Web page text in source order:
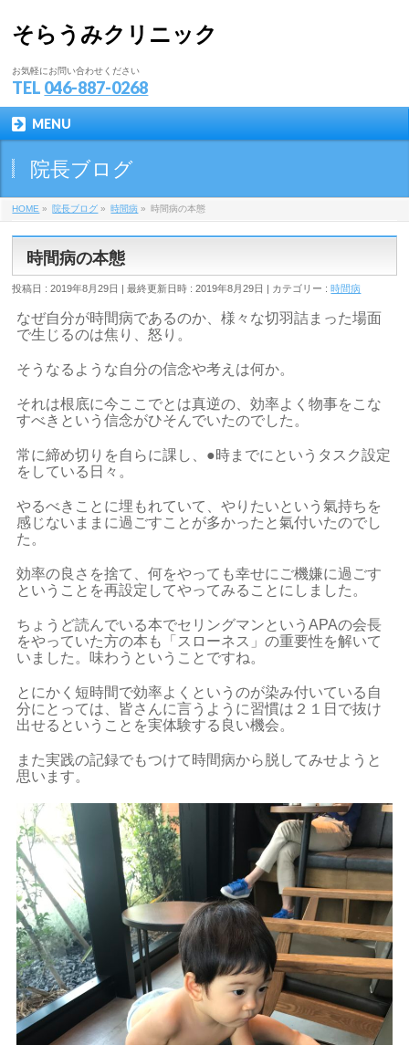
そらうみクリニック
お気軽にお問い合わせください
TEL 046-887-0268
MENU
院長ブログ
HOME » 院長ブログ » 時間病 » 時間病の本態
時間病の本態
投稿日 : 2019年8月29日 最終更新日時 : 2019年8月29日 カテゴリー :時間病
なぜ自分が時間病であるのか、様々な切羽詰まった場面
で生じるのは焦り、怒り。
そうなるような自分の信念や考えは何か。
それは根底に今ここでとは真逆の、効率よく物事をこな
すべきという信念がひそんでいたのでした。
常に締め切りを自らに課し、●時までにというタスク設定
をしている日々。
やるべきことに埋もれていて、やりたいという氣持ちを
感じないままに過ごすことが多かったと氣付いたのでし
た。
効率の良さを捨て、何をやっても幸せにご機嫌に過ごす
ということを再設定してやってみることにしました。
ちょうど読んでいる本でセリングマンというAPAの会長
をやっていた方の本も「スローネス」の重要性を解いて
いました。味わうということですね。
とにかく短時間で効率よくというのが染み付いている自
分にとっては、皆さんに言うように習慣は２１日で抜け
出せるということを実体験する良い機会。
また実践の記録でもつけて時間病から脱してみせようと
思います。